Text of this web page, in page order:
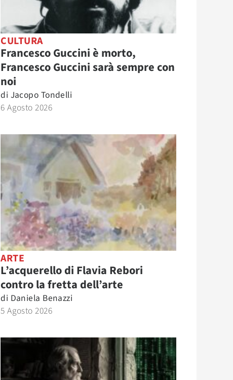
CULTURA
Francesco Guccini è morto,
Francesco Guccini sarà sempre con
noi
di Jacopo Tondelli
6 Agosto 2026
ARTE
L’acquerello di Flavia Rebori
contro la fretta dell’arte
di Daniela Benazzi
5 Agosto 2026